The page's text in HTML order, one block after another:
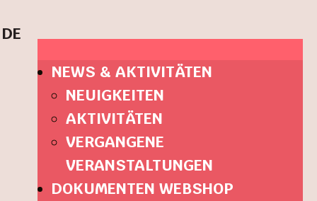
NEWS & AKTIVITÄTEN
NEUIGKEITEN
AKTIVITÄTEN
VERGANGENE
VERANSTALTUNGEN
DOKUMENTEN WEBSHOP
DE